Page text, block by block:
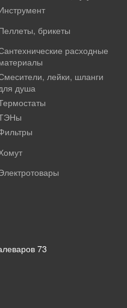
брикеты
расходные
лейки, шланги
душа
73